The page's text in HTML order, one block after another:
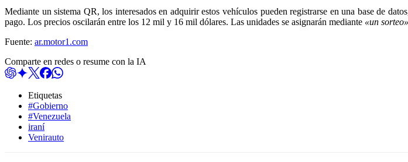
Mediante un sistema QR, los interesados en adquirir estos vehículos pueden registrarse en una base de
pago. Los precios oscilarán entre los 12 mil y 16 mil dólares. Las unidades se asignarán mediante «un sorteo»
Fuente: ar.motor1.com
Comparte en redes o resume con la IA
Etiquetas
#Gobierno
#Venezuela
iraní
Venirauto